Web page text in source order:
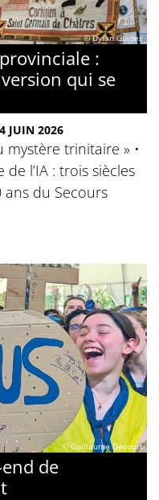
© Dylan Guidez
:
qui se
JUIN 2026
mystère trinitaire » •
de l’IA : trois siècles
ans du Secours
© Guillaume Decourt
de